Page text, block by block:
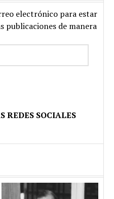
electrónico para estar
publicaciones de manera
REDES SOCIALES